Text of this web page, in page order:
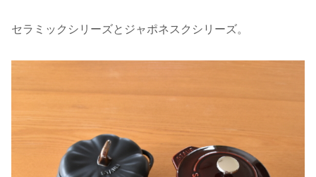
セラミックシリーズとジャポネスクシリーズ。